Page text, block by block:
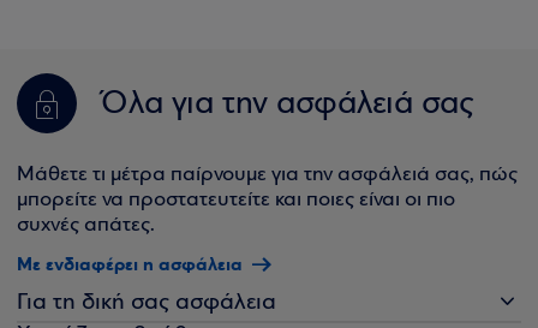
Όλα για την ασφάλειά σας
Μάθετε τι μέτρα παίρνουμε για την ασφάλειά σας, πώς
μπορείτε να προστατευτείτε και ποιες είναι οι πιο
συχνές απάτες.
Με ενδιαφέρει η ασφάλεια
Για τη δική σας ασφάλεια